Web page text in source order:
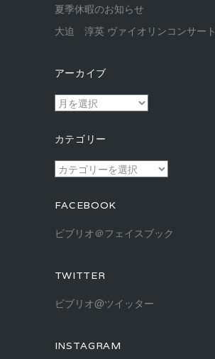
夏季休暇のお知らせ
大迫 淳英 ヴァイオリンコンサート
アーカイブ
ア
ー
イ
ブ
カテゴリー
カ
テ
リ
ー
FACEBOOK
ビブリオ＠フェイスブック
TWITTER
ビブリオ@ツイッター
INSTAGRAM